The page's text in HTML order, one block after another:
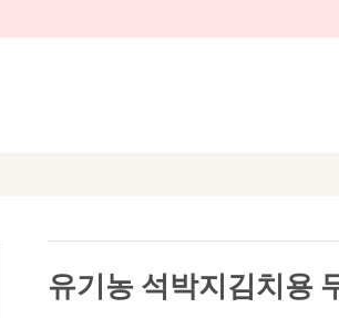
유기농 석박지김치용